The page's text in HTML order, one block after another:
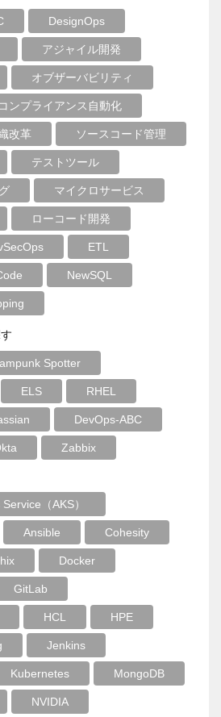
DesignOps
アジャイル開発
オブザーバビリティ
コンプライアンス自動化
改革 ソースコード管理
テストツール
マイクロサービス
ローコード開発
ETL
NewSQL
Spotter
ELS RHEL
DevOps-ABC
Zabbix
（AKS）
Ansible Cohesity
Docker
GitLab
HCL HPE
Jenkins
Kubernetes MongoDB
NVIDIA